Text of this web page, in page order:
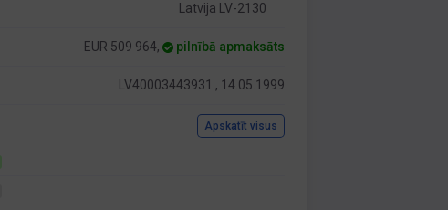
Latvija LV-2130
EUR 509 964, pilnībā apmaksāts
LV40003443931 , 14.05.1999
Apskatīt visus